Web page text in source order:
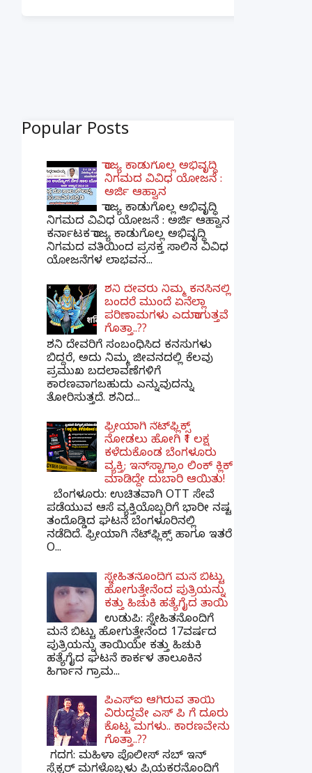
Popular Posts
ರಾಜ್ಯ ಕಾಡುಗೊಲ್ಲ ಅಭಿವೃದ್ಧಿ
ನಿಗಮದ ವಿವಿಧ ಯೋಜನೆ :
ಅರ್ಜಿ ಆಹ್ವಾನ
ರಾಜ್ಯ ಕಾಡುಗೊಲ್ಲ ಅಭಿವೃದ್ಧಿ
ನಿಗಮದ ವಿವಿಧ ಯೋಜನೆ : ಅರ್ಜಿ ಆಹ್ವಾನ
ಕರ್ನಾಟಕ ರಾಜ್ಯ ಕಾಡುಗೊಲ್ಲ ಅಭಿವೃದ್ಧಿ
ನಿಗಮದ ವತಿಯಿಂದ ಪ್ರಸಕ್ತ ಸಾಲಿನ ವಿವಿಧ
ಯೋಜನೆಗಳ ಲಾಭವನ...
ಶನಿ ದೇವರು ನಿಮ್ಮ ಕನಸಿನಲ್ಲಿ
ಬಂದರೆ ಮುಂದೆ ಏನೆಲ್ಲಾ
ಪರಿಣಾಮಗಳು ಎದುರಾಗುತ್ತವೆ
ಗೊತ್ತಾ..??
ಶನಿ ದೇವರಿಗೆ ಸಂಬಂಧಿಸಿದ ಕನಸುಗಳು
ಬಿದ್ದರೆ, ಅದು ನಿಮ್ಮ ಜೀವನದಲ್ಲಿ ಕೆಲವು
ಪ್ರಮುಖ ಬದಲಾವಣೆಗಳಿಗೆ
ಕಾರಣವಾಗಬಹುದು ಎನ್ನುವುದನ್ನು
ತೋರಿಸುತ್ತದೆ. ಶನಿದ...
ಫ್ರೀಯಾಗಿ ನೆಟ್‌ಫ್ಲಿಕ್ಸ್
ನೋಡಲು ಹೋಗಿ ₹1 ಲಕ್ಷ
ಕಳೆದುಕೊಂಡ ಬೆಂಗಳೂರು
ವ್ಯಕ್ತಿ; ಇನ್‌ಸ್ಟಾಗ್ರಾಂ ಲಿಂಕ್ ಕ್ಲಿಕ್
ಮಾಡಿದ್ದೇ ದುಬಾರಿ ಆಯಿತು!
ಬೆಂಗಳೂರು: ಉಚಿತವಾಗಿ OTT ಸೇವೆ
ಪಡೆಯುವ ಆಸೆ ವ್ಯಕ್ತಿಯೊಬ್ಬರಿಗೆ ಭಾರೀ ನಷ್ಟ
ತಂದೊಡ್ಡಿದ ಘಟನೆ ಬೆಂಗಳೂರಿನಲ್ಲಿ
ನಡೆದಿದೆ. ಫ್ರೀಯಾಗಿ ನೆಟ್‌ಫ್ಲಿಕ್ಸ್ ಹಾಗೂ ಇತರೆ
O...
ಸ್ನೇಹಿತನೊಂದಿಗೆ ಮನೆ ಬಿಟ್ಟು
ಹೋಗುತ್ತೇನೆಂದ ಪುತ್ರಿಯನ್ನು
ಕತ್ತು ಹಿಚುಕಿ ಹತ್ಯೆಗೈದ ತಾಯಿ
ಉಡುಪಿ: ಸ್ನೇಹಿತನೊಂದಿಗೆ
ಮನೆ ಬಿಟ್ಟು ಹೋಗುತ್ತೇನೆಂದ 17ವರ್ಷದ
ಪುತ್ರಿಯನ್ನು ತಾಯಿಯೇ ಕತ್ತು ಹಿಚುಕಿ
ಹತ್ಯೆಗೈದ ಘಟನೆ ಕಾರ್ಕಳ ತಾಲೂಕಿನ
ಹಿರ್ಗಾನ ಗ್ರಾಮ...
ಪಿಎಸ್​ಐ ಆಗಿರುವ ತಾಯಿ
ವಿರುದ್ಧವೇ ಎಸ್ ಪಿ ಗೆ ದೂರು
ಕೊಟ್ಟ ಮಗಳು.. ಕಾರಣವೇನು
ಗೊತ್ತಾ..??
ಗದಗ​: ಮಹಿಳಾ ಪೊಲೀಸ್​ ಸಬ್ ​ಇನ್​